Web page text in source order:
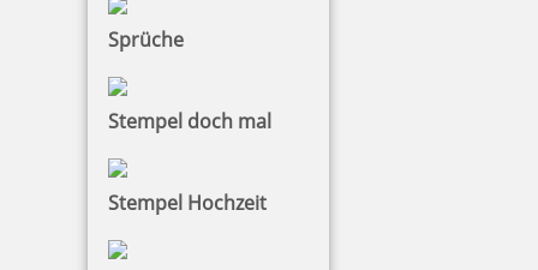
Sprüche
Stempel doch mal
Stempel Hochzeit